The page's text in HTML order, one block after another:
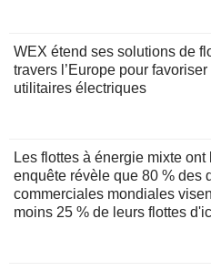
WEX étend ses solutions de
travers l’Europe pour
utilitaires électriques
Les flottes à énergie mixte
enquête révèle que 80 % des
commerciales mondiales
moins 25 % de leurs flottes